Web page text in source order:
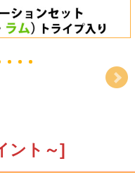
ント～]